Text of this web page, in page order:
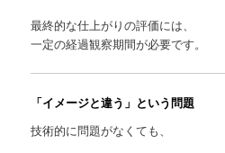
最終的な仕上がりの評価には、
一定の経過観察期間が必要です。
「イメージと違う」という問題
技術的に問題がなくても、